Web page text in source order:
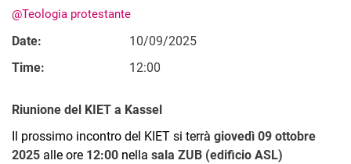
@Teologia protestante
Date:
10/09/2025
Time:
12:00
Riunione del KIET a Kassel
Il prossimo incontro del KIET si terrà giovedì 09 ottobre
2025 alle ore 12:00 nella sala ZUB (edificio ASL)